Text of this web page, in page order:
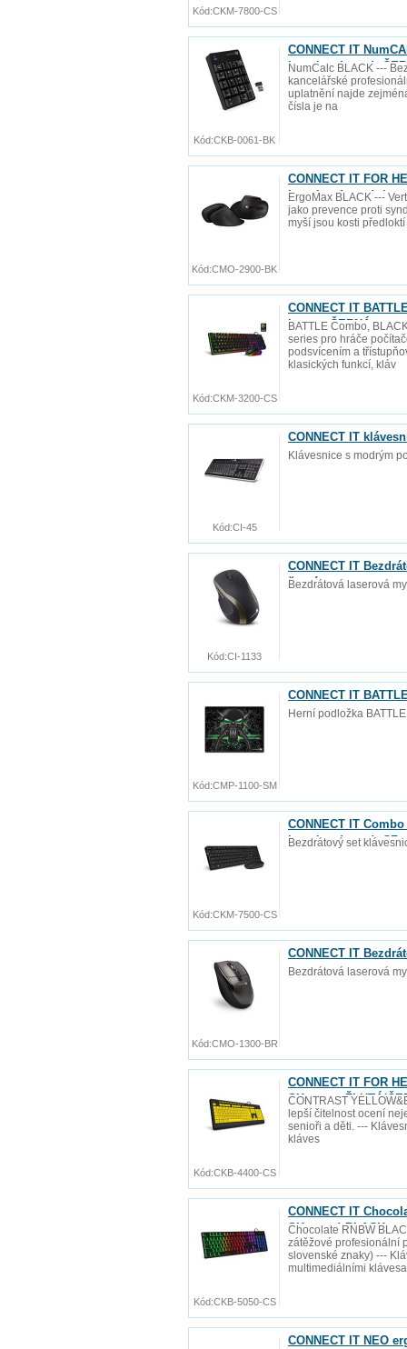
Kód:CKM-7800-CS
CONNECT IT
baterie zdarma),
NumCalc BLACK ---
kancelářské
uplatnění najde
čísla je na
Kód:CKB-0061-BK
CONNECT IT FOR
baterie zdarma),
ErgoMax BLACK ---
jako prevence proti
myší jsou kosti
Kód:CMO-2900-BK
CONNECT IT
layout, ČERNÁ
BATTLE Combo,
series pro hráče
podsvícením a
klasických funkcí, kláv
Kód:CKM-3200-CS
CONNECT IT
Klávesnice s modrým
Kód:CI-45
CONNECT IT
černá
Bezdrátová laserová
Kód:CI-1133
CONNECT IT
Herní podložka
Kód:CMP-1100-SM
CONNECT IT
baterie zdarma), CZ
Bezdrátový set
Kód:CKM-7500-CS
CONNECT IT
Bezdrátová laserová
Kód:CMO-1300-BR
CONNECT IT FOR
SK verze, ŽLUTÁ/
CONTRAST
lepší čitelnost ocení
senioři a děti. ---
kláves
Kód:CKB-4400-CS
CONNECT IT
SK verze) BLACK
Chocolate RNBW
zátěžové profesionální
slovenské znaky) ---
multimediálními
Kód:CKB-5050-CS
CONNECT IT NEO